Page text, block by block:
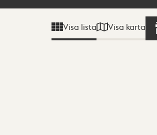
Visa lista Visa karta